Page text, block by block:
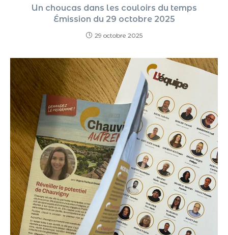
Un choucas dans les couloirs du temps
Émission du 29 octobre 2025
29 octobre 2025